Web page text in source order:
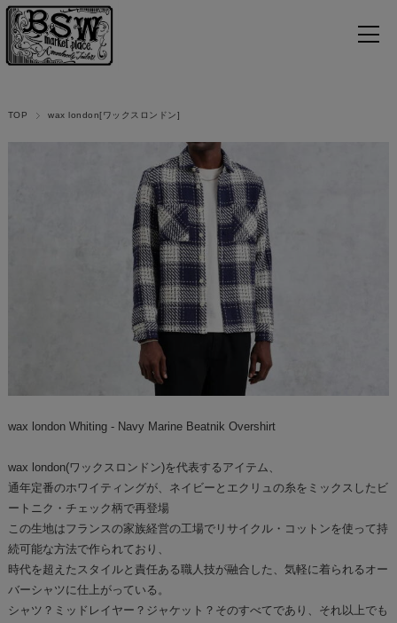
TOP wax london[ワックスロンドン]
wax london Whiting - Navy Marine Beatnik Overshirt
wax london(ワックスロンドン)を代表するアイテム、
通年定番のホワイティングが、ネイビーとエクリュの糸をミックスしたビ
ートニク・チェック柄で再登場
この生地はフランスの家族経営の工場でリサイクル・コットンを使って持
続可能な方法で作られており、
時代を超えたスタイルと責任ある職人技が融合した、気軽に着られるオー
バーシャツに仕上がっている。
シャツ？ミッドレイヤー？ジャケット？そのすべてであり、それ以上でも